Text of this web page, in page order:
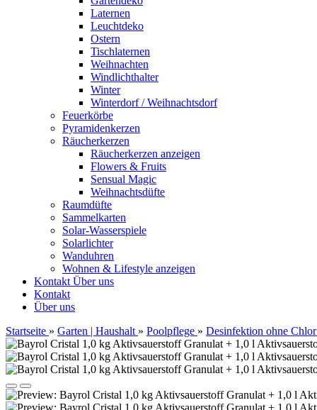
Laternen
Leuchtdeko
Ostern
Tischlaternen
Weihnachten
Windlichthalter
Winter
Winterdorf / Weihnachtsdorf
Feuerkörbe
Pyramidenkerzen
Räucherkerzen
Räucherkerzen anzeigen
Flowers & Fruits
Sensual Magic
Weihnachtsdüfte
Raumdüfte
Sammelkarten
Solar-Wasserspiele
Solarlichter
Wanduhren
Wohnen & Lifestyle anzeigen
Kontakt Über uns
Kontakt
Über uns
Startseite » Garten | Haushalt » Poolpflege » Desinfektion ohne Chlor